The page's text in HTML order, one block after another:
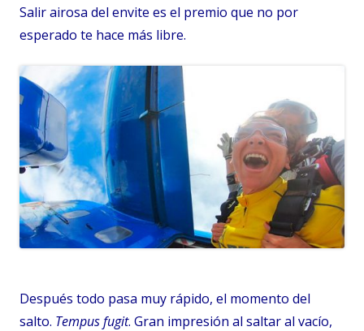
Salir airosa del envite es el premio que no por
esperado te hace más libre.
Después todo pasa muy rápido, el momento del
salto. Tempus fugit. Gran impresión al saltar al vacío,